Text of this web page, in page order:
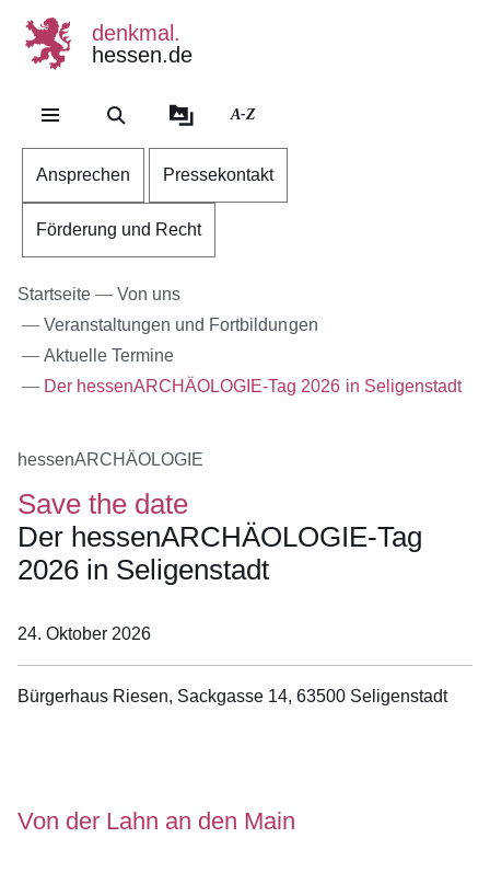
denkmal.
hessen.de
A-Z
Ansprechen Pressekontakt
Förderung und Recht
Startseite
Von uns
Veranstaltungen und Fortbildungen
Aktuelle Termine
Der hessenARCHÄOLOGIE-Tag 2026 in Seligenstadt
hessenARCHÄOLOGIE
Save the date
Der hessenARCHÄOLOGIE-Tag
2026 in Seligenstadt
24. Oktober 2026
Bürgerhaus Riesen, Sackgasse 14, 63500 Seligenstadt
Von der Lahn an den Main